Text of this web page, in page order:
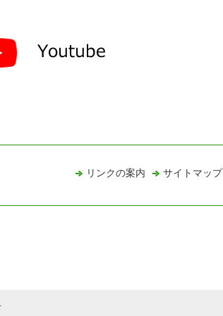
リンクの案内 サイトマップ